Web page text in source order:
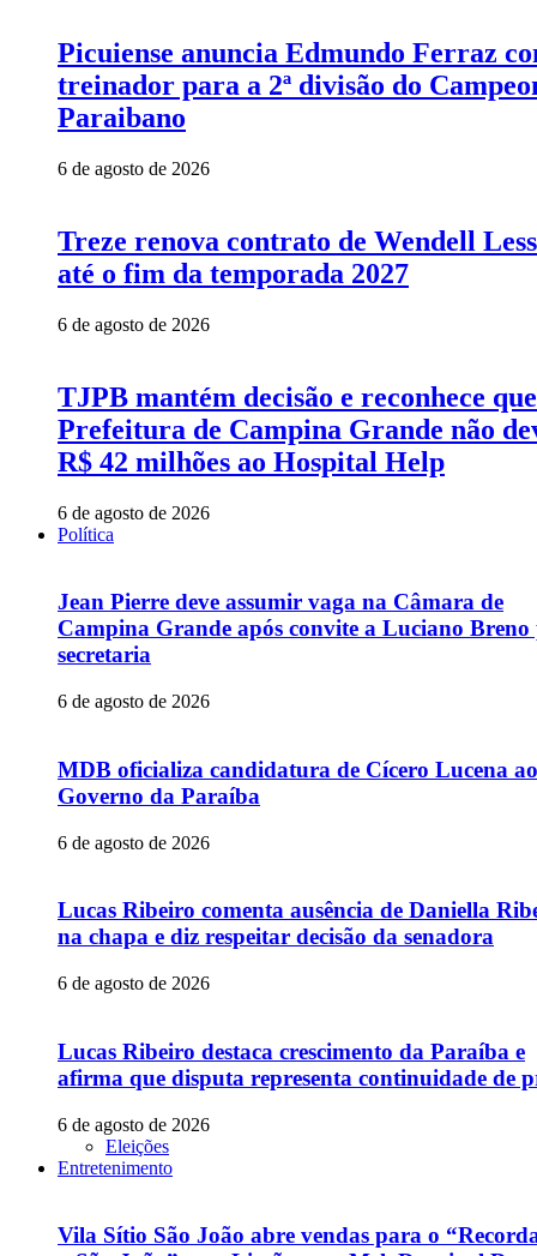
Picuiense anuncia Edmundo Ferraz
treinador para a 2ª divisão do
Paraibano
6 de agosto de 2026
Treze renova contrato de Wendell
até o fim da temporada 2027
6 de agosto de 2026
TJPB mantém decisão e reconhece que
Prefeitura de Campina Grande não
R$ 42 milhões ao Hospital Help
6 de agosto de 2026
Política
Jean Pierre deve assumir vaga na Câmara de
Campina Grande após convite a Luciano Breno
secretaria
6 de agosto de 2026
MDB oficializa candidatura de Cícero Lucena ao
Governo da Paraíba
6 de agosto de 2026
Lucas Ribeiro comenta ausência de Daniella
na chapa e diz respeitar decisão da senadora
6 de agosto de 2026
Lucas Ribeiro destaca crescimento da Paraíba e
afirma que disputa representa continuidade de
6 de agosto de 2026
Eleições
Entretenimento
Vila Sítio São João abre vendas para o